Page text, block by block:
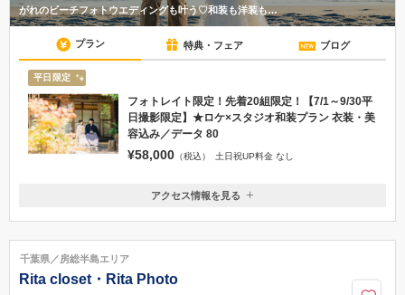
がれのビーチフォトウエディングも叶う♡和装も洋装も…
プラン 特典・フェア ブログ
平日限定
フォトレイト限定！先着20組限定！【7/1～9/30平
日撮影限定】★ロケ×スタジオ和装プラン 衣装・美
容込み／データ 80
¥58,000 （税込） 土日祝UP料金 なし
千葉県千葉市中央区春日2-25-16 福岡ビル3階
043-306-1170
アクセス情報を見る
千葉県／房総半島エリア
Rita closet・Rita Photo